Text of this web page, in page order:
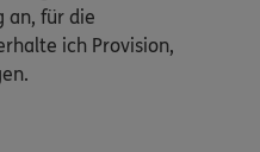
an, für die
ich Provision,